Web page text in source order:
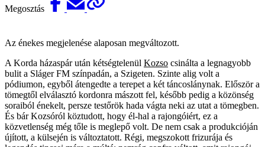
Megosztás
Az énekes megjelenése alaposan megváltozott.
A Korda házaspár után kétségtelenül Kozso csinálta a legnagyobb
bulit a Sláger FM színpadán, a Szigeten. Szinte alig volt a
pódiumon, egyből átengedte a terepet a két táncoslánynak. Először a
tömegtől elválasztó kordonra mászott fel, később pedig a közönség
soraiból énekelt, persze testőrök hada vágta neki az utat a tömegben.
És bár Kozsóról köztudott, hogy él-hal a rajongóiért, ez a
közvetlenség még tőle is meglepő volt. De nem csak a produkcióján
újított, a külsején is változtatott. Régi, megszokott frizurája és